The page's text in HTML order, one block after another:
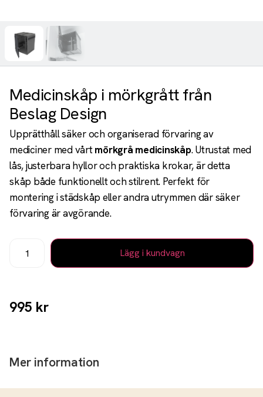
Medicinskåp i mörkgrått från
Beslag Design
Upprätthåll säker och organiserad förvaring av
mediciner med vårtmörkgrå medicinskåp. Utrustat med
lås, justerbara hyllor och praktiska krokar, är detta
skåp både funktionellt och stilrent. Perfekt för
montering i städskåp eller andra utrymmen där säker
förvaring är avgörande.
Lägg i kundvagn
995 kr
Mer information